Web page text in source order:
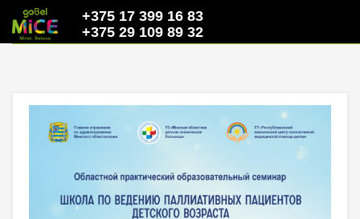
+375 17 399 16 83
+375 29 109 89 32